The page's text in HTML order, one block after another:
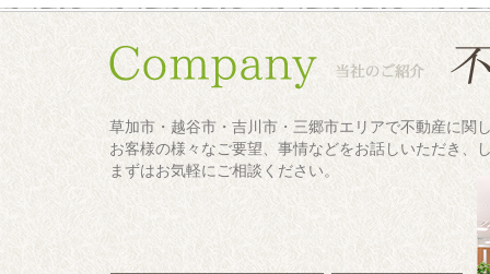
草加市・越谷市・吉川市・三郷市エリアで不動産に関
お客様の様々なご要望、事情などをお話しいただき、
まずはお気軽にご相談ください。